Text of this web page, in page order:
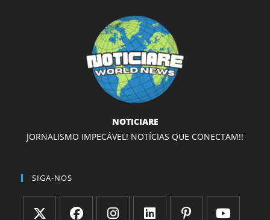
NOTICIARE
JORNALISMO IMPECÁVEL! NOTÍCIAS QUE CONECTAM!!
SIGA-NOS